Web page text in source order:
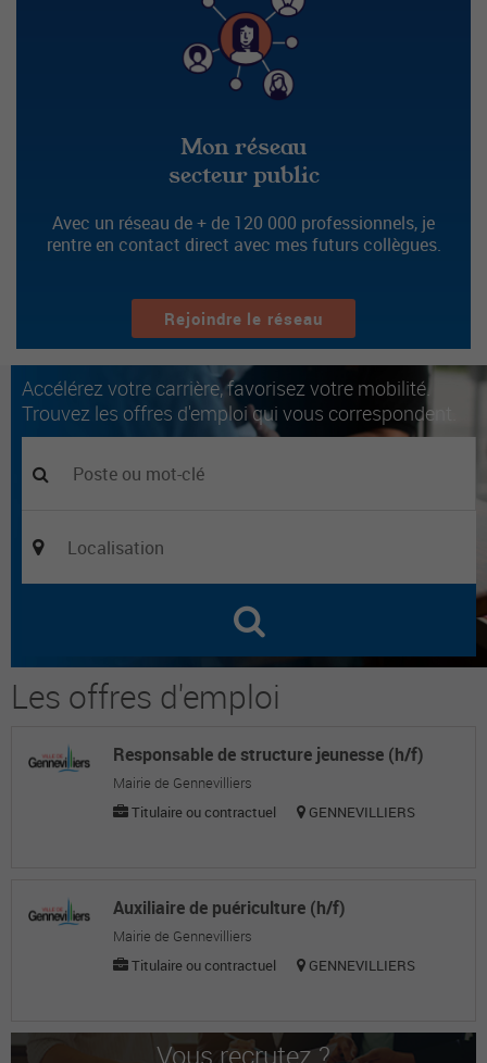
Mon réseau
secteur public
Avec un réseau de + de 120 000 professionnels, je
rentre en contact direct avec mes futurs collègues.
Rejoindre le réseau
Accélérez votre carrière, favorisez votre mobilité.
Trouvez les offres d'emploi qui vous correspondent.
Les offres d'emploi
Responsable de structure jeunesse (h/f)
Mairie de Gennevilliers
Titulaire ou contractuel
GENNEVILLIERS
Auxiliaire de puériculture (h/f)
Mairie de Gennevilliers
Titulaire ou contractuel
GENNEVILLIERS
Vous recrutez ?